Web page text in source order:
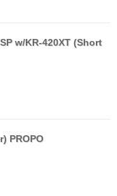
w/KR-420XT (Short
PROPO